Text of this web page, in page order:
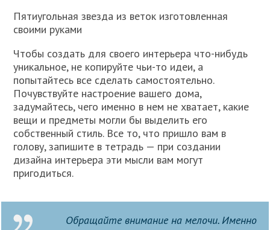
Пятиугольная звезда из веток изготовленная
своими руками
Чтобы создать для своего интерьера что-нибудь
уникальное, не копируйте чьи-то идеи, а
попытайтесь все сделать самостоятельно.
Почувствуйте настроение вашего дома,
задумайтесь, чего именно в нем не хватает, какие
вещи и предметы могли бы выделить его
собственный стиль. Все то, что пришло вам в
голову, запишите в тетрадь — при создании
дизайна интерьера эти мысли вам могут
пригодиться.
Обращайте внимание на мелочи. Именно